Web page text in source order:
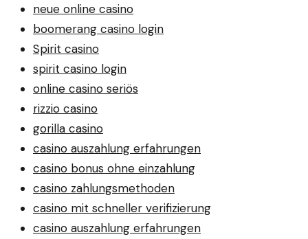
neue online casino
boomerang casino login
Spirit casino
spirit casino login
online casino seriös
rizzio casino
gorilla casino
casino auszahlung erfahrungen
casino bonus ohne einzahlung
casino zahlungsmethoden
casino mit schneller verifizierung
casino auszahlung erfahrungen